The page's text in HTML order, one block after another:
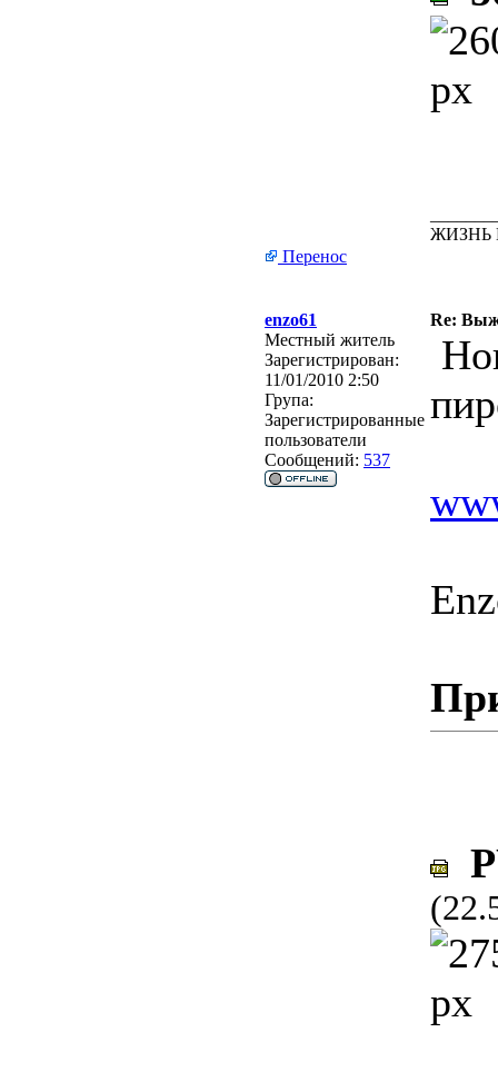
ЖИЗНЬ
Перенос
enzo61
Re:
Местный житель
Зарегистрирован:
11/01/2010 2:50
Група:
Зарегистрированные
пользователи
Сообщений: 537